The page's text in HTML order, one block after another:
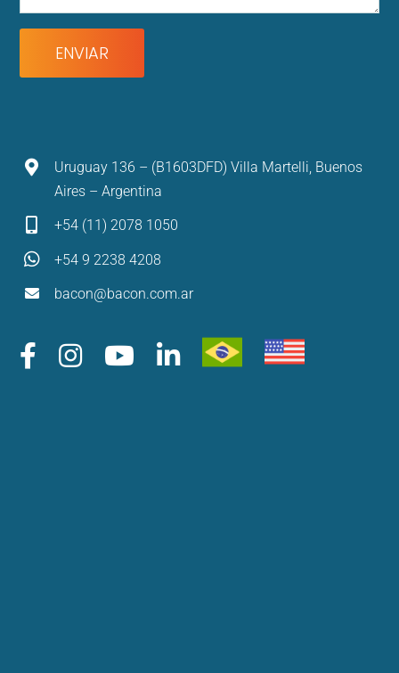
Uruguay 136 – (B1603DFD) Villa Martelli, Buenos
Aires – Argentina
+54 (11) 2078 1050
+54 9 2238 4208
bacon@bacon.com.ar